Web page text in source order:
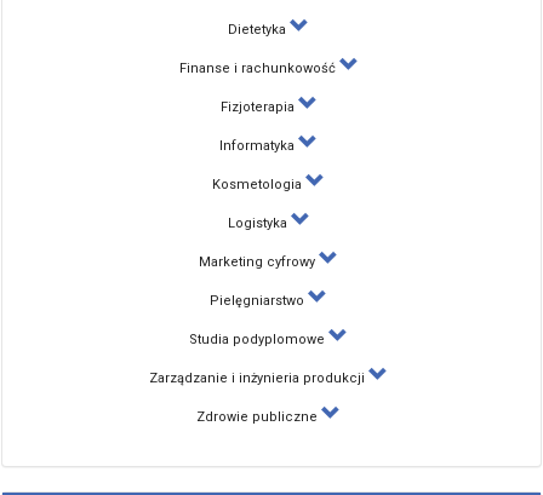
Dietetyka
Finanse i rachunkowość
Fizjoterapia
Informatyka
Kosmetologia
Logistyka
Marketing cyfrowy
Pielęgniarstwo
Studia podyplomowe
Zarządzanie i inżynieria produkcji
Zdrowie publiczne